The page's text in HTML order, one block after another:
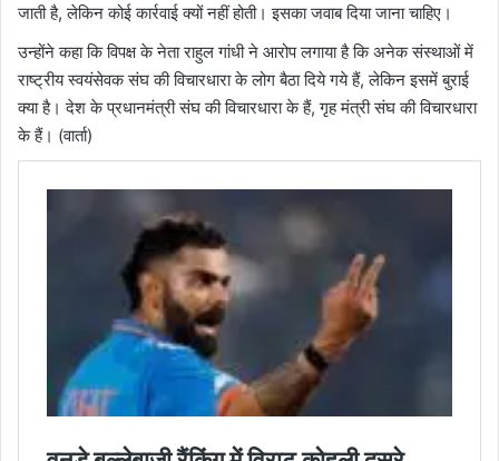
जाती है, लेकिन कोई कार्रवाई क्यों नहीं होती। इसका जवाब दिया जाना चाहिए।
उन्होंने कहा कि विपक्ष के नेता राहुल गांधी ने आरोप लगाया है कि अनेक संस्थाओं में
राष्ट्रीय स्वयंसेवक संघ की विचारधारा के लोग बैठा दिये गये हैं, लेकिन इसमें बुराई
क्या है। देश के प्रधानमंत्री संघ की विचारधारा के हैं, गृह मंत्री संघ की विचारधारा
के हैं। (वार्ता)